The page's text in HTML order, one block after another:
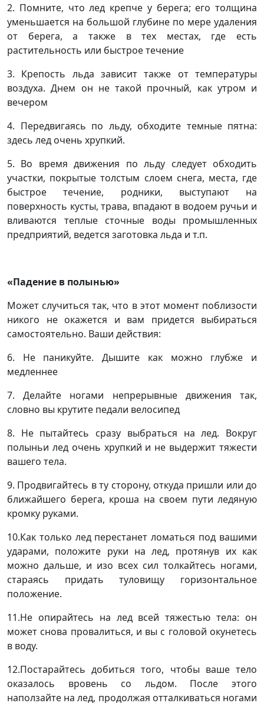
2. Помните, что лед крепче у берега; его толщина
уменьшается на большой глубине по мере удаления
от берега, а также в тех местах, где есть
растительность или быстрое течение
3. Крепость льда зависит также от температуры
воздуха. Днем он не такой прочный, как утром и
вечером
4. Передвигаясь по льду, обходите темные пятна:
здесь лед очень хрупкий.
5. Во время движения по льду следует обходить
участки, покрытые толстым слоем снега, места, где
быстрое течение, родники, выступают на
поверхность кусты, трава, впадают в водоем ручьи и
вливаются теплые сточные воды промышленных
предприятий, ведется заготовка льда и т.п.
«Падение в полынью»
Может случиться так, что в этот момент поблизости
никого не окажется и вам придется выбираться
самостоятельно. Ваши действия:
6. Не паникуйте. Дышите как можно глубже и
медленнее
7. Делайте ногами непрерывные движения так,
словно вы крутите педали велосипед
8. Не пытайтесь сразу выбраться на лед. Вокруг
полыньи лед очень хрупкий и не выдержит тяжести
вашего тела.
9. Продвигайтесь в ту сторону, откуда пришли или до
ближайшего берега, кроша на своем пути ледяную
кромку руками.
10.Как только лед перестанет ломаться под вашими
ударами, положите руки на лед, протянув их как
можно дальше, и изо всех сил толкайтесь ногами,
стараясь придать туловищу горизонтальное
положение.
11.Не опирайтесь на лед всей тяжестью тела: он
может снова провалиться, и вы с головой окунетесь
в воду.
12.Постарайтесь добиться того, чтобы ваше тело
оказалось вровень со льдом. После этого
наползайте на лед, продолжая отталкиваться ногами